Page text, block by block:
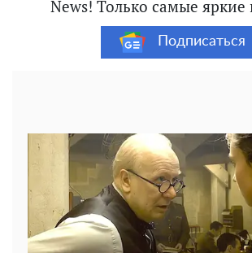
News! Только самые яркие
Подписаться